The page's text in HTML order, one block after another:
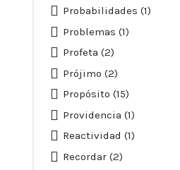
Probabilidades (1)
Problemas (1)
Profeta (2)
Prójimo (2)
Propósito (15)
Providencia (1)
Reactividad (1)
Recordar(2)